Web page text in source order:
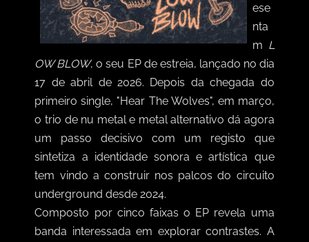
ese
nta
m L
OW BLOW, o seu EP de estreia, lançado no dia
17 de abril de 2026. Depois da chegada do
primeiro single, "Hear The Wolves", em março,
o trio de nu metal e metal alternativo dá agora
um passo decisivo com um registo que
sintetiza a identidade sonora e artística que
tem vindo a construir nos palcos do circuito
underground desde 2024.
Composto por cinco faixas o EP revela uma
banda interessada em explorar contrastes. A